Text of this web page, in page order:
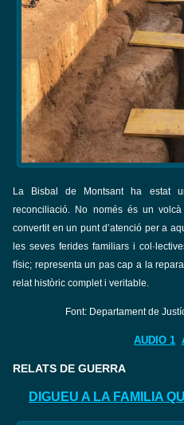
La Bisbal de Montsant ha estat
reconciliació. No només és un
convertit en un punt d’atenció per a
les seves ferides familiars i
físic; representa un pas cap a la
relat històric complet i veritable.
Font: Departament de
AUDIO 1
RELATS DE GUERRA
DIGUEU A LA FAMILIA